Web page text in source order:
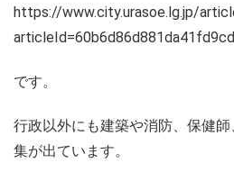
https://www.city.urasoe.lg.jp/
です。
行政以外にも建築や消防、保健
集が出ています。